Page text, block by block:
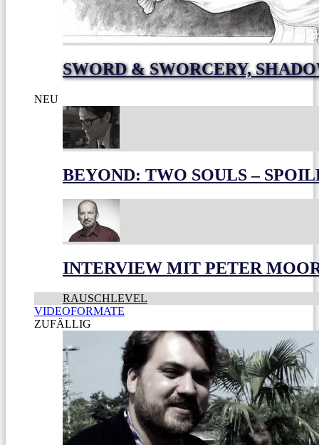
SWORD & SWORCERY,
NEU
BEYOND: TWO SOULS –
INTERVIEW MIT PETER
RAUSCHLEVEL
VIDEOFORMATE
ZUFÄLLIG